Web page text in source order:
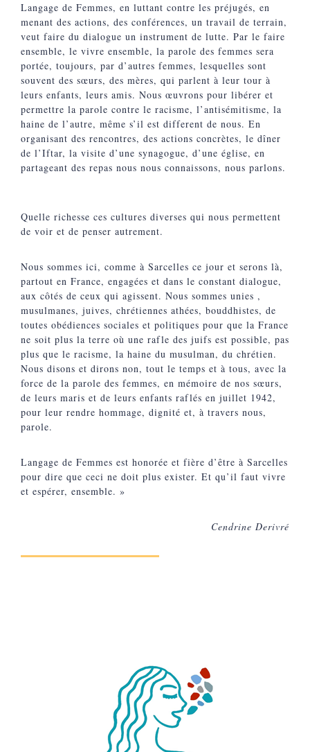
Langage de Femmes, en luttant contre les préjugés, en
menant des actions, des conférences, un travail de terrain,
veut faire du dialogue un instrument de lutte. Par le faire
ensemble, le vivre ensemble, la parole des femmes sera
portée, toujours, par d’autres femmes, lesquelles sont
souvent des sœurs, des mères, qui parlent à leur tour à
leurs enfants, leurs amis. Nous œuvrons pour libérer et
permettre la parole contre le racisme, l’antisémitisme, la
haine de l’autre, même s’il est different de nous. En
organisant des rencontres, des actions concrètes, le dîner
de l’Iftar, la visite d’une synagogue, d’une église, en
partageant des repas nous nous connaissons, nous parlons.
Quelle richesse ces cultures diverses qui nous permettent
de voir et de penser autrement.
Nous sommes ici, comme à Sarcelles ce jour et serons là,
partout en France, engagées et dans le constant dialogue,
aux côtés de ceux qui agissent. Nous sommes unies ,
musulmanes, juives, chrétiennes athées, bouddhistes, de
toutes obédiences sociales et politiques pour que la France
ne soit plus la terre où une rafle des juifs est possible, pas
plus que le racisme, la haine du musulman, du chrétien.
Nous disons et dirons non, tout le temps et à tous, avec la
force de la parole des femmes, en mémoire de nos sœurs,
de leurs maris et de leurs enfants raflés en juillet 1942,
pour leur rendre hommage, dignité et, à travers nous,
parole.
Langage de Femmes est honorée et fière d’être à Sarcelles
pour dire que ceci ne doit plus exister. Et qu’il faut vivre
et espérer, ensemble. »
Cendrine Derivré